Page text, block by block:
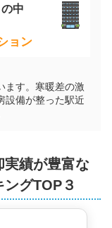
の中
ョン
ます。寒暖差の激
設備が整った駅近
実績が豊富な
グTOP３